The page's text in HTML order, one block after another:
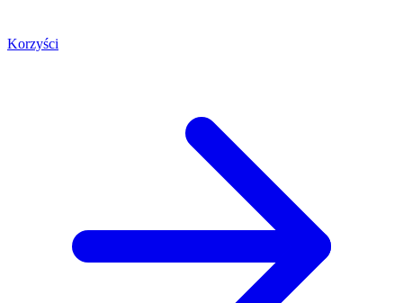
Korzyści